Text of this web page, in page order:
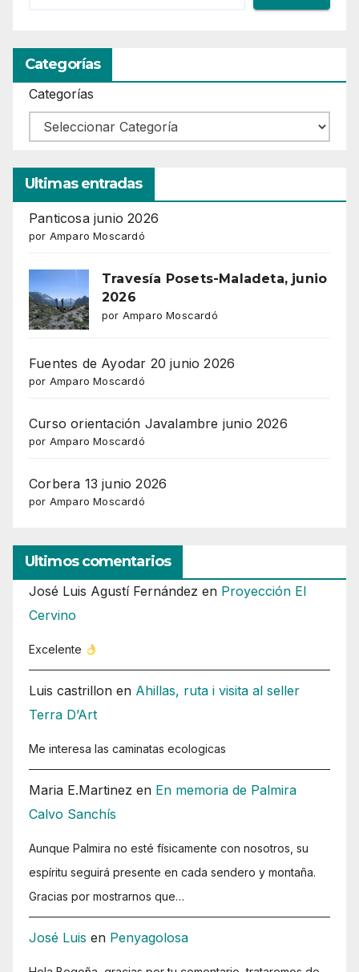
Categorías
Categorías
Ultimas entradas
Panticosa junio 2026
por Amparo Moscardó
Travesía Posets-Maladeta, junio
2026
por Amparo Moscardó
Fuentes de Ayodar 20 junio 2026
por Amparo Moscardó
Curso orientación Javalambre junio 2026
por Amparo Moscardó
Corbera 13 junio 2026
por Amparo Moscardó
Ultimos comentarios
José Luis Agustí Fernández en Proyección El
Cervino
Excelente
Luis castrillon en Ahillas, ruta i visita al seller
Terra D’Art
Me interesa las caminatas ecologicas
Maria E.Martinez en En memoria de Palmira
Calvo Sanchís
Aunque Palmira no esté físicamente con nosotros, su
espíritu seguirá presente en cada sendero y montaña.
Gracias por mostrarnos que…
José Luis en Penyagolosa